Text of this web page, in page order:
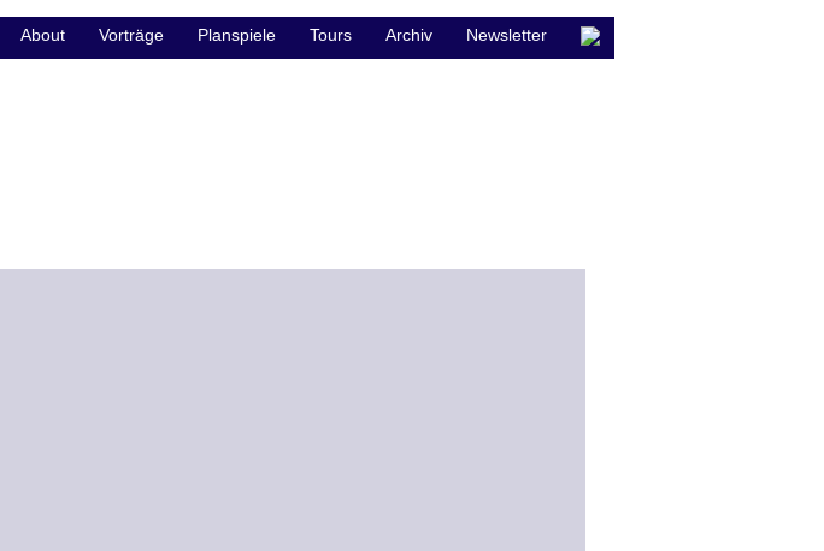
About Vorträge Planspiele Tours Archiv Newsletter